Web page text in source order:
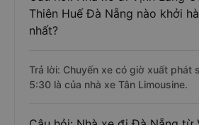
Thiên Huế Đà Nẵng nào khởi
nhất?
Trả lời: Chuyến xe có giờ xuất phát
5:30 là của nhà xe Tân Limousine.